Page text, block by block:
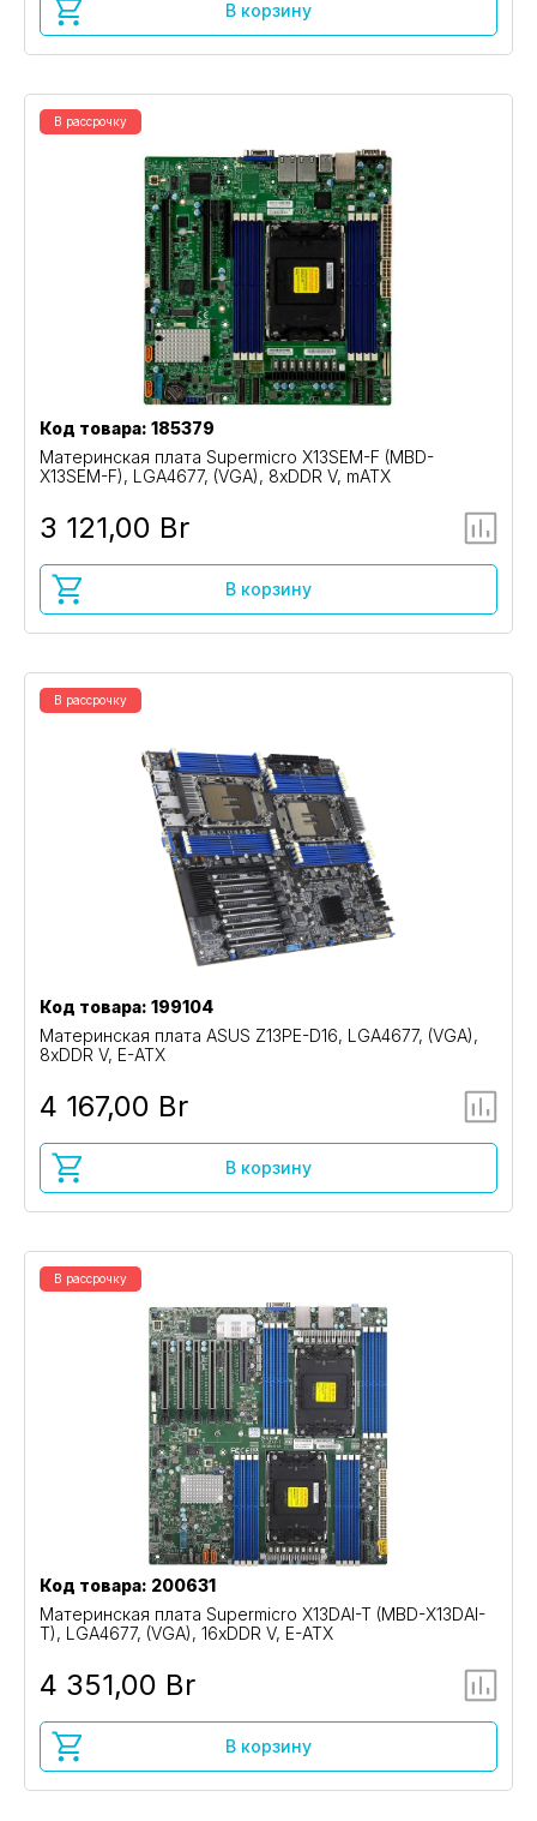
В корзину
В рассрочку
Код товара: 185379
Материнская плата Supermicro X13SEM-F (MBD-
X13SEM-F), LGA4677, (VGA), 8xDDR V, mATX
3 121,00 Br
В корзину
В рассрочку
Код товара: 199104
Материнская плата ASUS Z13PE-D16, LGA4677, (VGA),
8xDDR V, E-ATX
4 167,00 Br
В корзину
В рассрочку
Код товара: 200631
Материнская плата Supermicro X13DAI-T (MBD-X13DAI-
T), LGA4677, (VGA), 16xDDR V, E-ATX
4 351,00 Br
В корзину